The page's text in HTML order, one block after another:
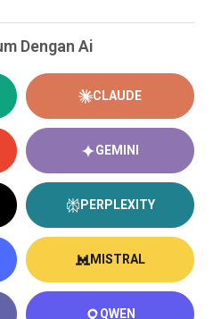
Dengan Ai
CLAUDE
GEMINI
PERPLEXITY
MISTRAL
QWEN